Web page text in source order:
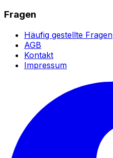
Fragen
Häufig gestellte Fragen
AGB
Kontakt
Impressum